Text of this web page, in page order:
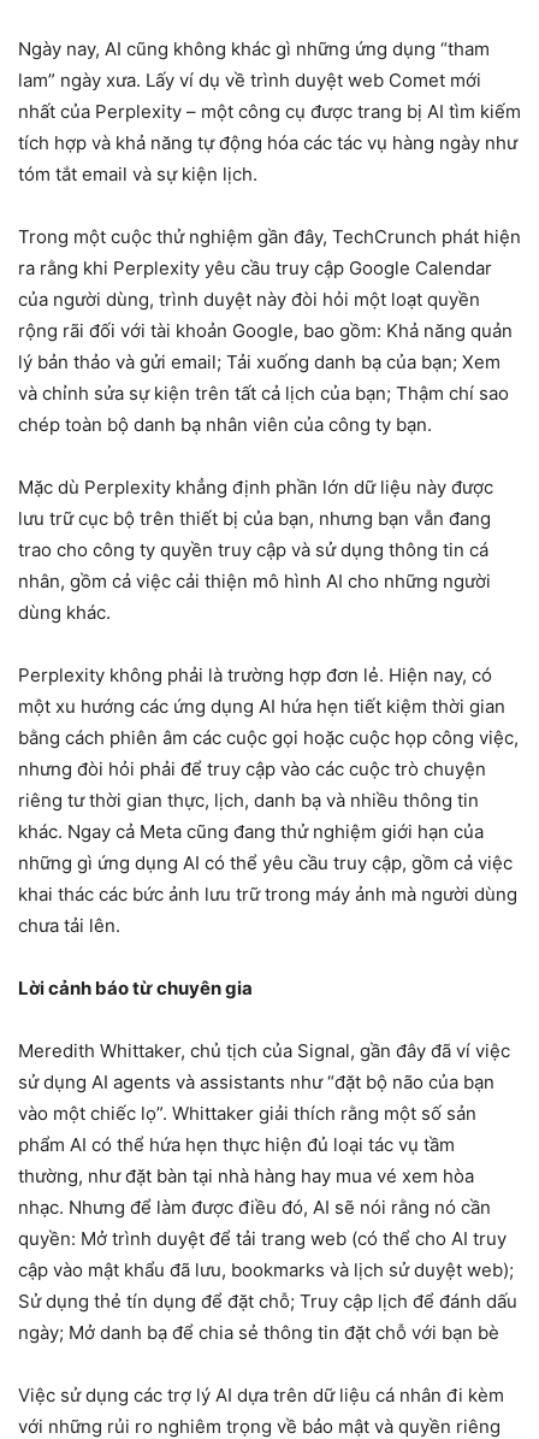
Ngày nay, AI cũng không khác gì những ứng dụng “tham
lam” ngày xưa. Lấy ví dụ về trình duyệt web Comet mới
nhất của Perplexity – một công cụ được trang bị AI tìm kiếm
tích hợp và khả năng tự động hóa các tác vụ hàng ngày như
tóm tắt email và sự kiện lịch.
Trong một cuộc thử nghiệm gần đây, TechCrunch phát hiện
ra rằng khi Perplexity yêu cầu truy cập Google Calendar
của người dùng, trình duyệt này đòi hỏi một loạt quyền
rộng rãi đối với tài khoản Google, bao gồm: Khả năng quản
lý bản thảo và gửi email; Tải xuống danh bạ của bạn; Xem
và chỉnh sửa sự kiện trên tất cả lịch của bạn; Thậm chí sao
chép toàn bộ danh bạ nhân viên của công ty bạn.
Mặc dù Perplexity khẳng định phần lớn dữ liệu này được
lưu trữ cục bộ trên thiết bị của bạn, nhưng bạn vẫn đang
trao cho công ty quyền truy cập và sử dụng thông tin cá
nhân, gồm cả việc cải thiện mô hình AI cho những người
dùng khác.
Perplexity không phải là trường hợp đơn lẻ. Hiện nay, có
một xu hướng các ứng dụng AI hứa hẹn tiết kiệm thời gian
bằng cách phiên âm các cuộc gọi hoặc cuộc họp công việc,
nhưng đòi hỏi phải để truy cập vào các cuộc trò chuyện
riêng tư thời gian thực, lịch, danh bạ và nhiều thông tin
khác. Ngay cả Meta cũng đang thử nghiệm giới hạn của
những gì ứng dụng AI có thể yêu cầu truy cập, gồm cả việc
khai thác các bức ảnh lưu trữ trong máy ảnh mà người dùng
chưa tải lên.
Lời cảnh báo từ chuyên gia
Meredith Whittaker, chủ tịch của Signal, gần đây đã ví việc
sử dụng AI agents và assistants như “đặt bộ não của bạn
vào một chiếc lọ”. Whittaker giải thích rằng một số sản
phẩm AI có thể hứa hẹn thực hiện đủ loại tác vụ tầm
thường, như đặt bàn tại nhà hàng hay mua vé xem hòa
nhạc. Nhưng để làm được điều đó, AI sẽ nói rằng nó cần
quyền: Mở trình duyệt để tải trang web (có thể cho AI truy
cập vào mật khẩu đã lưu, bookmarks và lịch sử duyệt web);
Sử dụng thẻ tín dụng để đặt chỗ; Truy cập lịch để đánh dấu
ngày; Mở danh bạ để chia sẻ thông tin đặt chỗ với bạn bè
Việc sử dụng các trợ lý AI dựa trên dữ liệu cá nhân đi kèm
với những rủi ro nghiêm trọng về bảo mật và quyền riêng